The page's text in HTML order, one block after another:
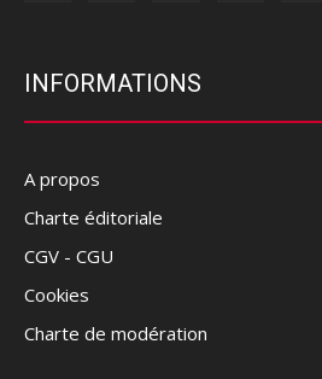
INFORMATIONS
A propos
Charte éditoriale
CGV - CGU
Cookies
Charte de modération